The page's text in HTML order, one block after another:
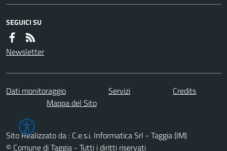
SEGUICI SU
Newsletter
Dati monitoraggio Servizi
Credits
Mappa del Sito
Sito Realizzato da : C.e.s.i. Informatica Srl - Taggia (IM)
© Comune di Taggia - Tutti i diritti riservati